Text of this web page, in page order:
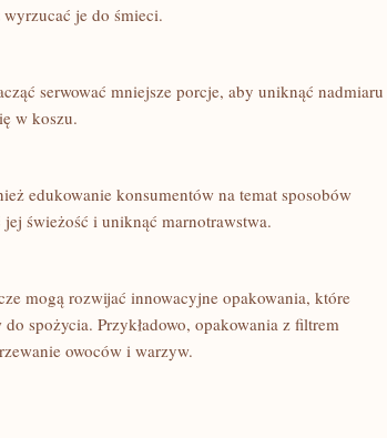
je do śmieci.
serwować mniejsze porcje, aby uniknąć nadmiaru
w koszu.
edukowanie konsumentów na temat sposobów
świeżość i uniknąć marnotrawstwa.
mogą rozwijać ​innowacyjne opakowania, które
spożycia.⁢ Przykładowo, opakowania z filtrem
owoców i warzyw.